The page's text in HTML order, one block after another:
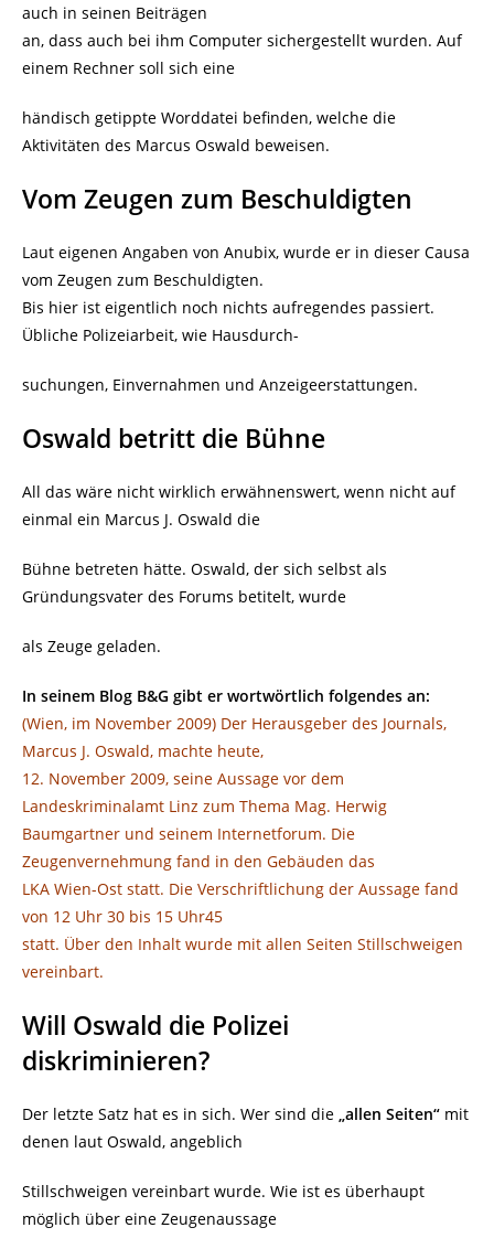
auch in seinen Beiträgen
an, dass auch bei ihm Computer sichergestellt wurden. Auf
einem Rechner soll sich eine
händisch getippte Worddatei befinden, welche die
Aktivitäten des Marcus Oswald beweisen.
Vom Zeugen zum Beschuldigten
Laut eigenen Angaben von Anubix, wurde er in dieser Causa
vom Zeugen zum Beschuldigten.
Bis hier ist eigentlich noch nichts aufregendes passiert.
Übliche Polizeiarbeit, wie Hausdurch-
suchungen, Einvernahmen und Anzeigeerstattungen.
Oswald betritt die Bühne
All das wäre nicht wirklich erwähnenswert, wenn nicht auf
einmal ein Marcus J. Oswald die
Bühne betreten hätte. Oswald, der sich selbst als
Gründungsvater des Forums betitelt, wurde
als Zeuge geladen.
In seinem Blog B&G gibt er wortwörtlich folgendes an:
(Wien, im November 2009) Der Herausgeber des Journals,
Marcus J. Oswald, machte heute,
12. November 2009, seine Aussage vor dem
Landeskriminalamt Linz zum Thema Mag. Herwig
Baumgartner und seinem Internetforum. Die
Zeugenvernehmung fand in den Gebäuden das
LKA Wien-Ost statt. Die Verschriftlichung der Aussage fand
von 12 Uhr 30 bis 15 Uhr45
statt. Über den Inhalt wurde mit allen Seiten Stillschweigen
vereinbart.
Will Oswald die Polizei
diskriminieren?
Der letzte Satz hat es in sich. Wer sind die „allen Seiten“ mit
denen laut Oswald, angeblich
Stillschweigen vereinbart wurde. Wie ist es überhaupt
möglich über eine Zeugenaussage